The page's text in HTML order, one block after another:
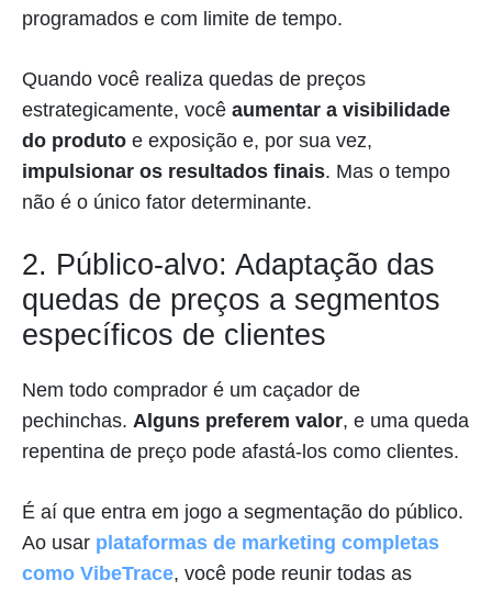
programados e com limite de tempo.
Quando você realiza quedas de preços
estrategicamente, você aumentar a visibilidade
do produto e exposição e, por sua vez,
impulsionar os resultados finais. Mas o tempo
não é o único fator determinante.
2. Público-alvo: Adaptação das
quedas de preços a segmentos
específicos de clientes
Nem todo comprador é um caçador de
pechinchas. Alguns preferem valor, e uma queda
repentina de preço pode afastá-los como clientes.
É aí que entra em jogo a segmentação do público.
Ao usar plataformas de marketing completas
como VibeTrace, você pode reunir todas as